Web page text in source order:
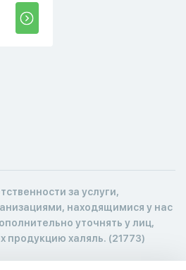
за услуги,
находящимися у нас
уточнять у лиц,
продукцию халяль. (21773)